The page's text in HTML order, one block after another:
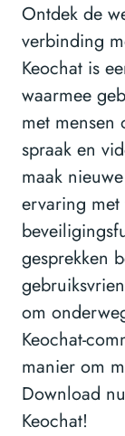
Ontdek de
verbinding
Keochat is
waarmee
met mensen
spraak en
maak
ervaring met
gesprekken
om
Keochat-
manier om
Download
Keochat!